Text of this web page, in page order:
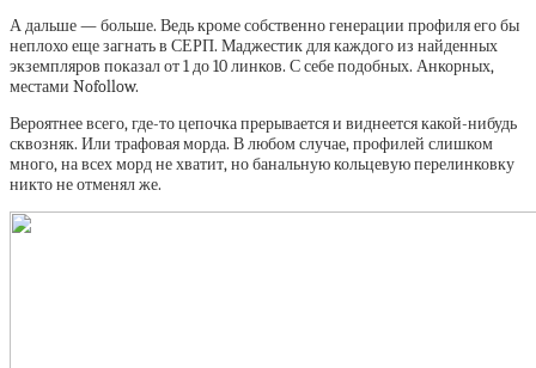
А дальше — больше. Ведь кроме собственно генерации профиля его бы
неплохо еще загнать в СЕРП. Маджестик для каждого из найденных
экземпляров показал от 1 до 10 линков. С себе подобных. Анкорных,
местами Nofollow.
Вероятнее всего, где-то цепочка прерывается и виднеется какой-нибудь
сквозняк. Или трафовая морда. В любом случае, профилей слишком
много, на всех морд не хватит, но банальную кольцевую перелинковку
никто не отменял же.